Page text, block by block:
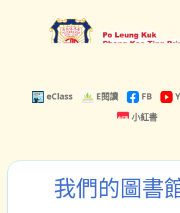
eClass E閱讀 FB
小紅書
我們的圖書